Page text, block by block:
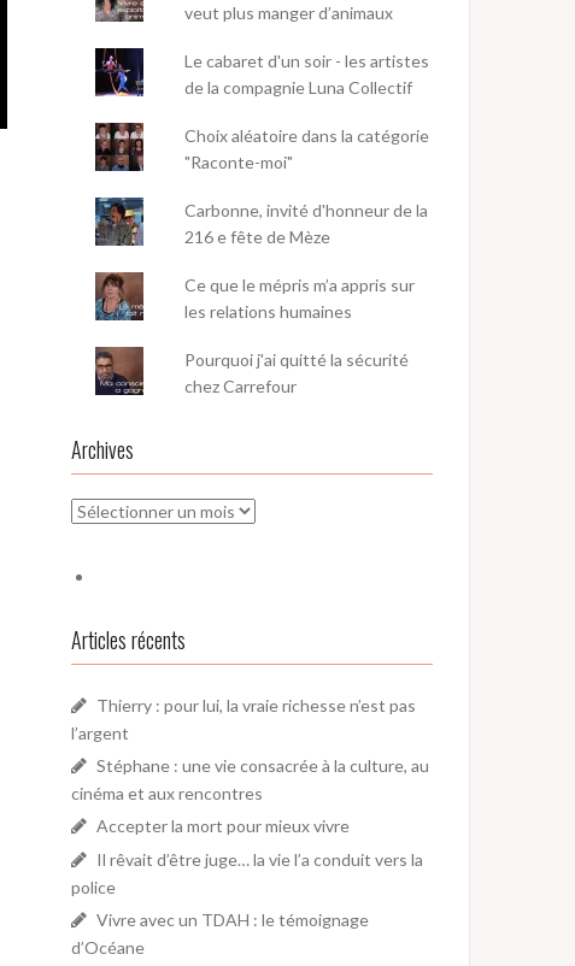
veut plus manger d’animaux
Le cabaret d'un soir - les artistes
de la compagnie Luna Collectif
Choix aléatoire dans la catégorie
"Raconte-moi"
Carbonne, invité d'honneur de la
216 e fête de Mèze
Ce que le mépris m’a appris sur
les relations humaines
Pourquoi j'ai quitté la sécurité
chez Carrefour
Archives
Archives
Articles récents
Thierry : pour lui, la vraie richesse n’est pas
l’argent
Stéphane : une vie consacrée à la culture, au
cinéma et aux rencontres
Accepter la mort pour mieux vivre
Il rêvait d’être juge… la vie l’a conduit vers la
police
Vivre avec un TDAH : le témoignage
d’Océane